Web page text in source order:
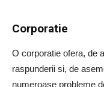
Corporatie
O corporatie ofera, de
raspunderii si, de
numeroase probleme